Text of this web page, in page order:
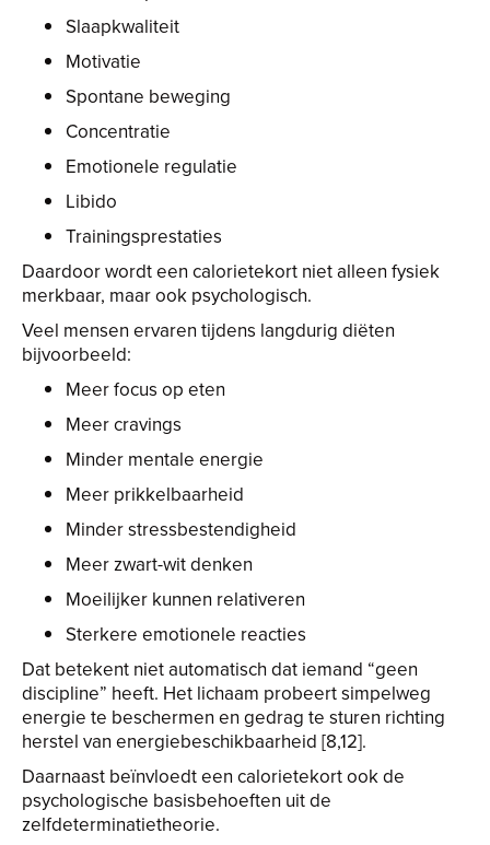
Slaapkwaliteit
Motivatie
Spontane beweging
Concentratie
Emotionele regulatie
Libido
Trainingsprestaties
Daardoor wordt een calorietekort niet alleen fysiek
merkbaar, maar ook psychologisch.
Veel mensen ervaren tijdens langdurig diëten
bijvoorbeeld:
Meer focus op eten
Meer cravings
Minder mentale energie
Meer prikkelbaarheid
Minder stressbestendigheid
Meer zwart-wit denken
Moeilijker kunnen relativeren
Sterkere emotionele reacties
Dat betekent niet automatisch dat iemand “geen
discipline” heeft. Het lichaam probeert simpelweg
energie te beschermen en gedrag te sturen richting
herstel van energiebeschikbaarheid [8,12].
Daarnaast beïnvloedt een calorietekort ook de
psychologische basisbehoeften uit de
zelfdeterminatietheorie.